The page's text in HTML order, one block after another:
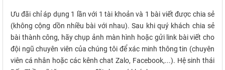
Ưu đãi chỉ áp dụng 1 lần với 1 tài khoản và 1 bài viết được chia sẻ
(không cộng dồn nhiều bài với nhau). Sau khi quý khách chia sẻ
bài thành công, hãy chụp ảnh màn hình hoặc gửi link bài viết cho
đội ngũ chuyên viên của chúng tôi để xác minh thông tin (chuyên
viên cá nhân hoặc các kênh chat Zalo, Facebook,...). Hệ sinh thái